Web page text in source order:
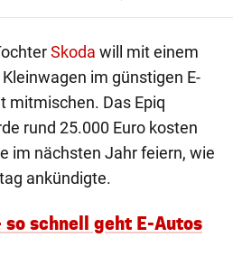
Skoda will mit einem
im günstigen E-
mitmischen. Das Epiq
rund 25.000 Euro kosten
im nächsten Jahr feiern, wie
ankündigte.
schnell geht E-Autos